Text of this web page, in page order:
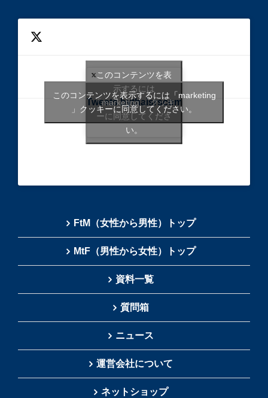
Tweets bythaisrscom
このコンテンツを表
示するには
「marketing 」クッキ
ーに同意してくださ
い。
このコンテンツを表示するには「marketing
」クッキーに同意してください。
FtM（女性から男性）トップ
MtF（男性から女性）トップ
資料一覧
質問箱
ニュース
運営会社について
ネットショップ